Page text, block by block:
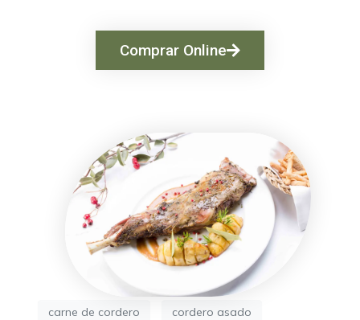
Comprar Online
carne de cordero
cordero asado